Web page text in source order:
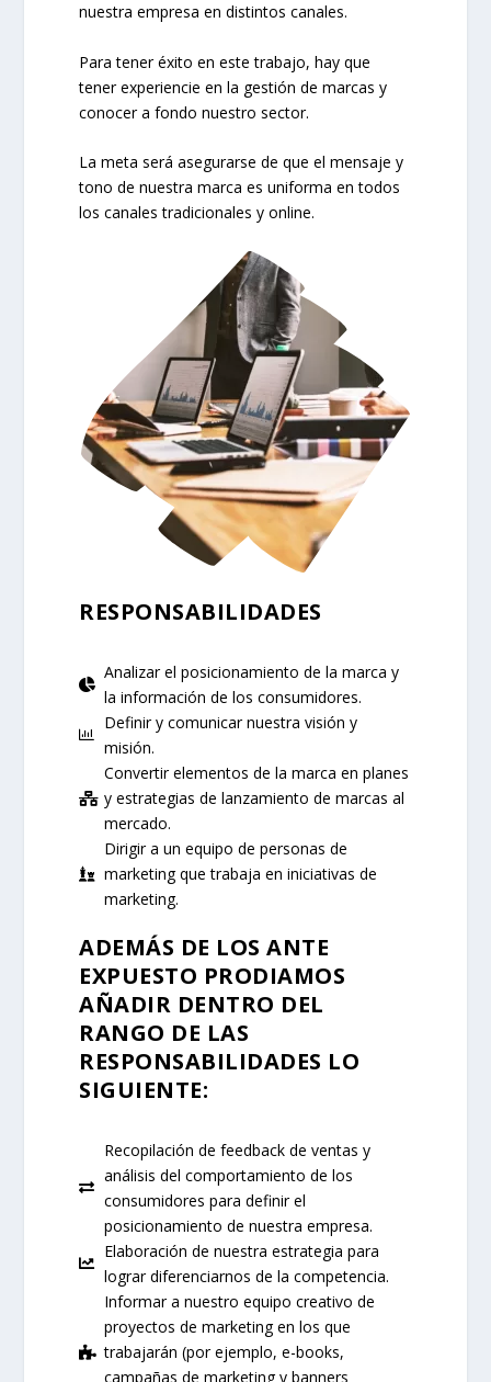
nuestra empresa en distintos canales.
Para tener éxito en este trabajo, hay que
tener experiencie en la gestión de marcas y
conocer a fondo nuestro sector.
La meta será asegurarse de que el mensaje y
tono de nuestra marca es uniforma en todos
los canales tradicionales y online.
RESPONSABILIDADES
Analizar el posicionamiento de la marca y
la información de los consumidores.
Definir y comunicar nuestra visión y
misión.
Convertir elementos de la marca en planes
y estrategias de lanzamiento de marcas al
mercado.
Dirigir a un equipo de personas de
marketing que trabaja en iniciativas de
marketing.
ADEMÁS DE LOS ANTE
EXPUESTO PRODIAMOS
AÑADIR DENTRO DEL
RANGO DE LAS
RESPONSABILIDADES LO
SIGUIENTE:
Recopilación de feedback de ventas y
análisis del comportamiento de los
consumidores para definir el
posicionamiento de nuestra empresa.
Elaboración de nuestra estrategia para
lograr diferenciarnos de la competencia.
Informar a nuestro equipo creativo de
proyectos de marketing en los que
trabajarán (por ejemplo, e-books,
campañas de marketing y banners